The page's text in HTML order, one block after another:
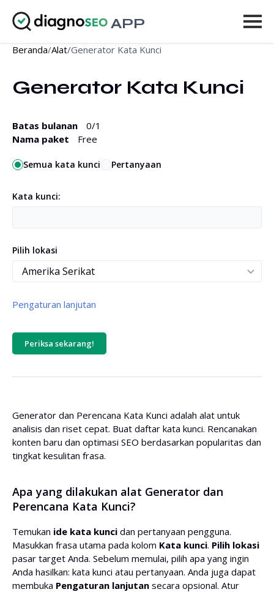
APP
Alat
Harga
Masuk
Beranda/Alat/Generator Kata Kunci
Generator Kata Kunci
Batas bulanan 0/1
Nama paket
Free
Semua kata kunci Pertanyaan
Kata kunci:
Pilih lokasi
Pengaturan lanjutan
Urutan:
Volume pencarian:
Tingkat kesulitan kata kunci:
Niat pencarian:
Periksa sekarang!
Generator dan Perencana Kata Kunci adalah alat untuk
analisis dan riset cepat. Buat daftar kata kunci. Rencanakan
konten baru dan optimasi SEO berdasarkan popularitas dan
tingkat kesulitan frasa.
Apa yang dilakukan alat Generator dan
Perencana Kata Kunci?
Temukan ide kata kunci dan pertanyaan pengguna.
Masukkan frasa utama pada kolom Kata kunci. Pilih lokasi
pasar target Anda. Sebelum memulai, pilih apa yang ingin
Anda hasilkan: kata kunci atau pertanyaan. Anda juga dapat
membuka Pengaturan lanjutan secara opsional. Atur